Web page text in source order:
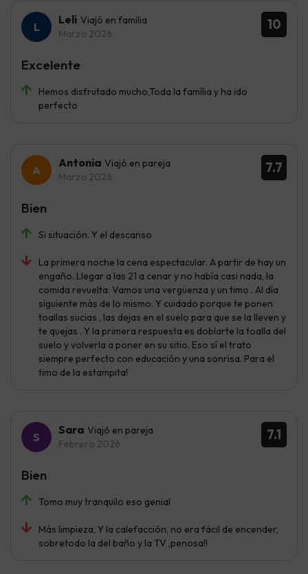
10
Leli Viajó en familia
Marzo 2026
Hemos disfrutado mucho,Toda la família y ha ido
perfecto
Excelente
7.7
Antonia Viajó en pareja
Marzo 2026
Si situación. Y el descanso
La primera noche la cena espectacular. A partir de hay un
engaño. Llegar a las 21 a cenar y no había casi nada, la
comida revuelta. Vamos una vergüenza y un timo . Al día
siguiente más de lo mismo. Y cuidado porque te ponen
toallas sucias , las dejas en el suelo para que se la lleven y
te quejas . Y la primera respuesta es doblarte la toalla del
suelo y volverla a poner en su sitio. Eso sí el trato
siempre perfecto con educación y una sonrisa. Para el
timo de la estampita!
Bien
7.1
Sara Viajó en pareja
Febrero 2026
Tomo muy tranquilo eso genial
Más limpieza, Y la calefacción, no era fácil de encender,
sobretodo la del baño y la TV ,penosa!!
Bien